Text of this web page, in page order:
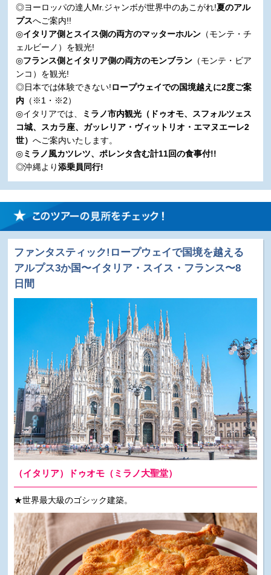
◎ヨーロッパの達人Mr.ジャンボが世界中のあこがれ!夏のアル
プスへご案内!!
◎イタリア側とスイス側の両方のマッターホルン （モンテ・チ
ェルビーノ）を観光!
◎フランス側とイタリア側の両方のモンブラン （モンテ・ビア
ンコ）を観光!
◎日本では体験できない!ロープウェイでの国境越えに2度ご案
内 （※1・※2）
◎イタリアでは、
ミラノ市内観光（ドゥオモ、スフォルツェス
コ城、スカラ座、ガッレリア・ヴィットリオ・エマヌエーレ2
世） へご案内いたします。
◎ミラノ風カツレツ、ポレンタ含む計11回の食事付!!
◎沖縄より添乗員同行!
ファンタスティック!ロープウェイで国境を越える
アルプス3か国〜イタリア・スイス・フランス〜8
日間
（イタリア）ドゥオモ（ミラノ大聖堂）
★世界最大級のゴシック建築。